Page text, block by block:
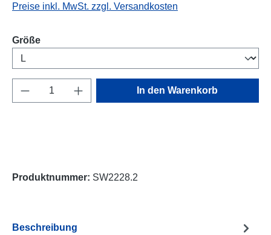
Preise inkl. MwSt. zzgl. Versandkosten
Größeauswählen
Produkt Anzahl: Gib den gewünschten
In den Warenkorb
Produktnummer: SW2228.2
Beschreibung